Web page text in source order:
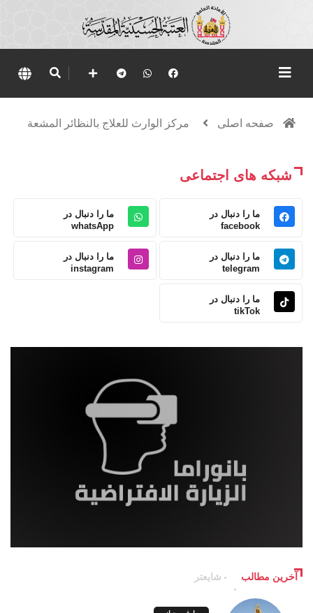
صفحه اصلی مركز الوارث للعلاج بالنظائر المشعة
شبکه های اجتماعی
ما را دنبال در
facebook
ما را دنبال در
whatsApp
ما را دنبال در
telegram
ما را دنبال در
instagram
ما را دنبال در
tikTok
آخرین مطالب شایعتر